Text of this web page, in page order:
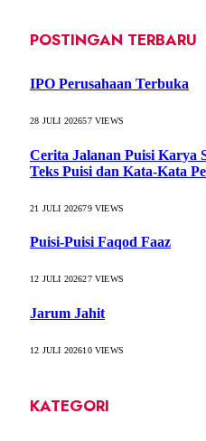
POSTINGAN TERBARU
IPO Perusahaan Terbuka
28 JULI 202657VIEWS
Cerita Jalanan Puisi Karya
Teks Puisi dan Kata-Kata
21 JULI 202679VIEWS
Puisi-Puisi Faqod Faaz
12 JULI 202627VIEWS
Jarum Jahit
12 JULI 202610VIEWS
KATEGORI